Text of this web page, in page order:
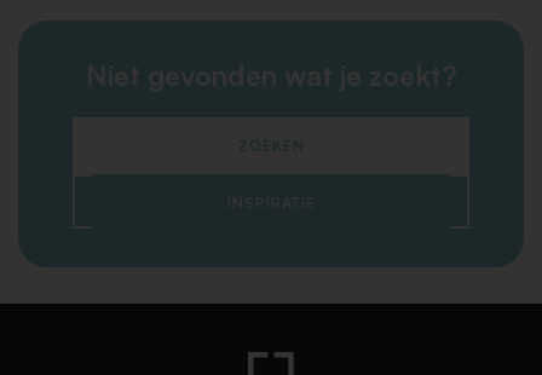
Niet gevonden wat je zoekt?
ZOEKEN
INSPIRATIE